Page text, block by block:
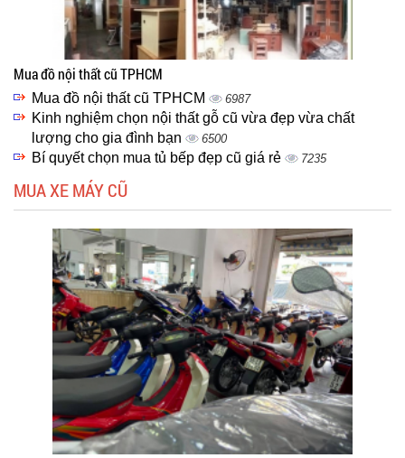
Mua đồ nội thất cũ TPHCM
Mua đồ nội thất cũ TPHCM 6987
Kinh nghiệm chọn nội thất gỗ cũ vừa đẹp vừa chất
lượng cho gia đình bạn
6500
Bí quyết chọn mua tủ bếp đẹp cũ giá rẻ 7235
MUA XE MÁY CŨ